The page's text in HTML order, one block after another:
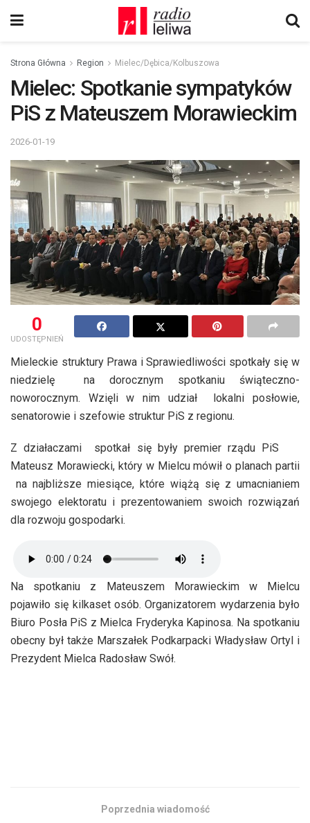
Strona Główna Region Mielec/Dębica/Kolbuszowa
Mielec: Spotkanie sympatyków
PiS z Mateuszem Morawieckim
2026-01-19
0
UDOSTĘPNIEŃ
Mieleckie struktury Prawa i Sprawiedliwości spotkały się w
niedzielę na dorocznym spotkaniu świąteczno-
noworocznym. Wzięli w nim udział lokalni posłowie,
senatorowie i szefowie struktur PiS z regionu.
Z działaczami spotkał się były premier rządu PiS
Mateusz Morawiecki, który w Mielcu mówił o planach partii
na najbliższe miesiące, które wiążą się z umacnianiem
swojego elektoratu i prezentowaniem swoich rozwiązań
dla rozwoju gospodarki.
Na spotkaniu z Mateuszem Morawieckim w Mielcu
pojawiło się kilkaset osób. Organizatorem wydarzenia było
Biuro Posła PiS z Mielca Fryderyka Kapinosa. Na spotkaniu
obecny był także Marszałek Podkarpacki Władysław Ortyl i
Prezydent Mielca Radosław Swół.
Poprzednia wiadomość